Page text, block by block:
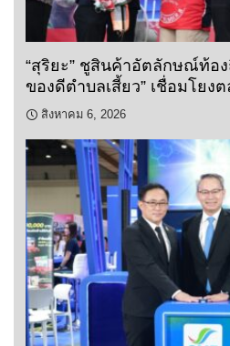
“สุริยะ” ชูสินค้าอัตลักษณ์ท้อง
ของดีตำบลเสี้ยว” เชื่อมโยง
สิงหาคม 6, 2026